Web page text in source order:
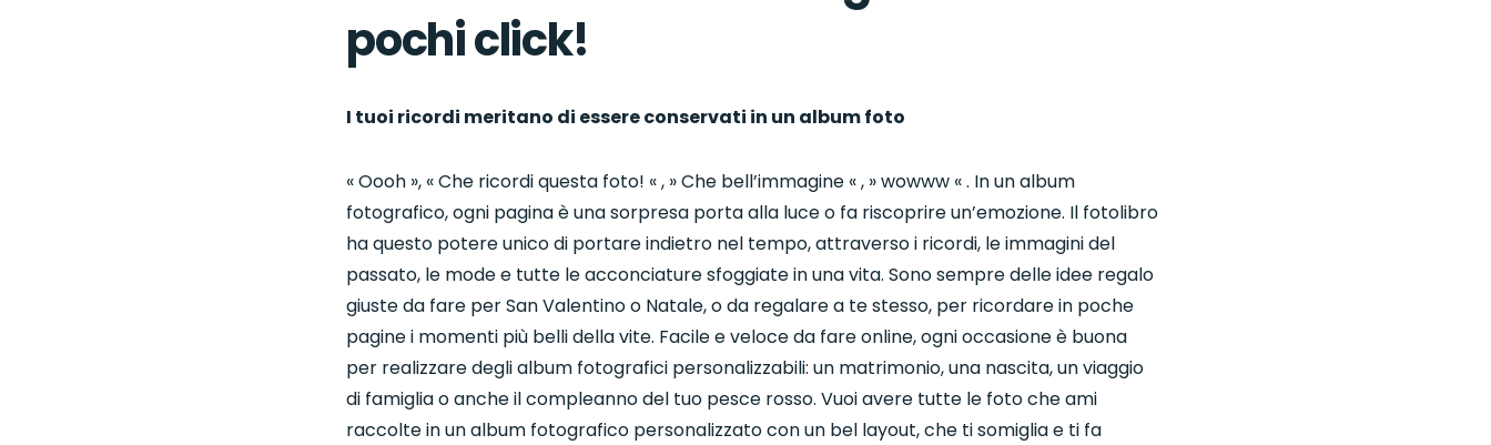
pochi click!
I tuoi ricordi meritano di essere conservati in un album foto
« Oooh », « Che ricordi questa foto! « , » Che bell’immagine « , » wowww « . In un album
fotografico, ogni pagina è una sorpresa porta alla luce o fa riscoprire un’emozione. Il fotolibro
ha questo potere unico di portare indietro nel tempo, attraverso i ricordi, le immagini del
passato, le mode e tutte le acconciature sfoggiate in una vita. Sono sempre delle idee regalo
giuste da fare per San Valentino o Natale, o da regalare a te stesso, per ricordare in poche
pagine i momenti più belli della vite. Facile e veloce da fare online, ogni occasione è buona
per realizzare degli album fotografici personalizzabili: un matrimonio, una nascita, un viaggio
di famiglia o anche il compleanno del tuo pesce rosso. Vuoi avere tutte le foto che ami
raccolte in un album fotografico personalizzato con un bel layout, che ti somiglia e ti fa